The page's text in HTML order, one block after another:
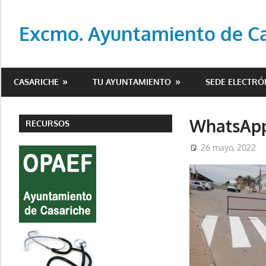
contenido
Excmo. Ayuntamiento de
del
de
Casariche
CASARICHE TU AYUNTAMIENTO SEDE
26 mayo, 2022
RECURSOS